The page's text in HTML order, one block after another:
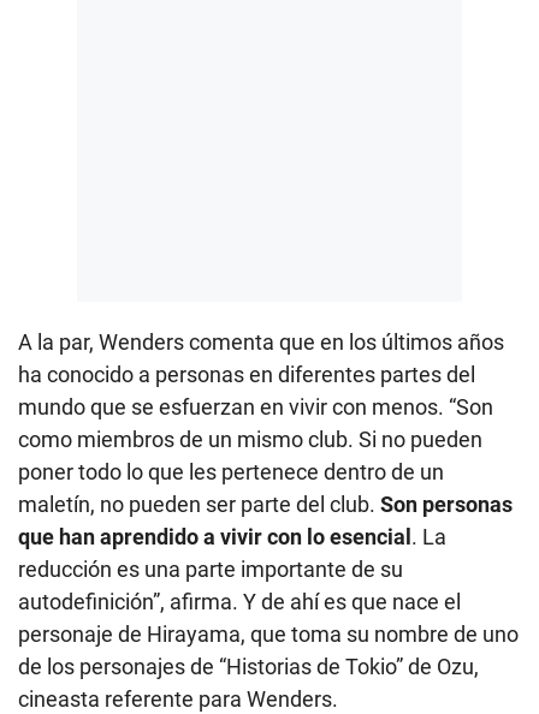
A la par, Wenders comenta que en los últimos años
ha conocido a personas en diferentes partes del
mundo que se esfuerzan en vivir con menos. “Son
como miembros de un mismo club. Si no pueden
poner todo lo que les pertenece dentro de un
maletín, no pueden ser parte del club. Son personas
que han aprendido a vivir con lo esencial . La
reducción es una parte importante de su
autodefinición”, afirma. Y de ahí es que nace el
personaje de Hirayama, que toma su nombre de uno
de los personajes de “Historias de Tokio” de Ozu,
cineasta referente para Wenders.